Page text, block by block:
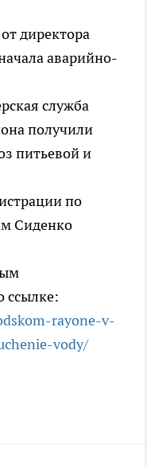
директора
аварийно-
служба
получили
питьевой и
по
Сиденко
ссылке:
rayone-v-
vody/